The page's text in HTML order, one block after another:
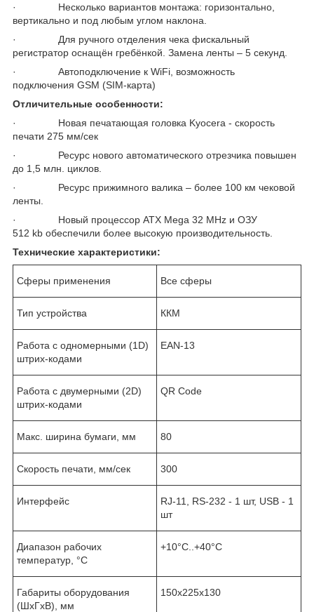
· Несколько вариантов монтажа: горизонтально,
вертикально и под любым углом наклона.
· Для ручного отделения чека фискальный
регистратор оснащён гребёнкой. Замена ленты – 5 секунд.
· Автоподключение к WiFi, возможность
подключения GSM (SIM-карта)
Отличительные особенности:
· Новая печатающая головка Kyocera - скорость
печати 275 мм/сек
· Ресурс нового автоматического отрезчика повышен
до 1,5 млн. циклов.
· Ресурс прижимного валика – более 100 км чековой
ленты.
· Новый процессор АТХ Mega 32 MHz и ОЗУ
512 kb обеспечили более высокую производительность.
Технические характеристики:
Сферы применения Все сферы
Тип устройства ККМ
Работа с одномерными (1D)
штрих-кодами
EAN-13
Работа с двумерными (2D)
штрих-кодами
QR Code
Макс. ширина бумаги, мм 80
Скорость печати, мм/сек 300
Интерфейс
RJ-11, RS-232 - 1 шт, USB - 1
шт
Диапазон рабочих
температур, °C
+10°C..+40°C
Габариты оборудования
(ШхГхВ), мм
150х225х130